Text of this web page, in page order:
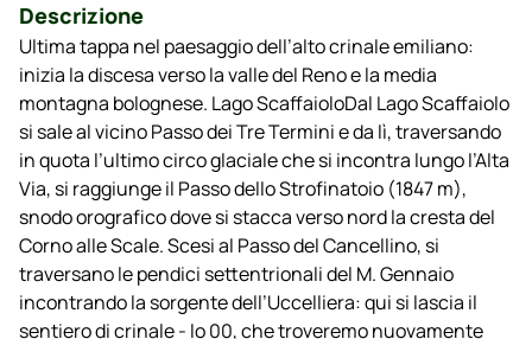
Descrizione
Ultima tappa nel paesaggio dell’alto crinale emiliano:
inizia la discesa verso la valle del Reno e la media
montagna bolognese. Lago ScaffaioloDal Lago Scaffaiolo
si sale al vicino Passo dei Tre Termini e da lì, traversando
in quota l’ultimo circo glaciale che si incontra lungo l’Alta
Via, si raggiunge il Passo dello Strofinatoio (1847 m),
snodo orografico dove si stacca verso nord la cresta del
Corno alle Scale. Scesi al Passo del Cancellino, si
traversano le pendici settentrionali del M. Gennaio
incontrando la sorgente dell’Uccelliera: qui si lascia il
sentiero di crinale - lo 00, che troveremo nuovamente